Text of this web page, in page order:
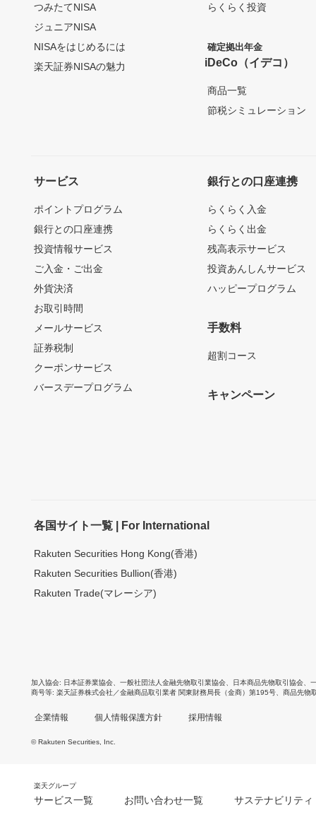
つみたてNISA
ジュニアNISA
NISAをはじめるには
楽天証券NISAの魅力
らくらく投資
確定拠出年金
iDeCo（イデコ）
商品一覧
節税シミュレーション
サービス
ポイントプログラム
銀行との口座連携
投資情報サービス
ご入金・ご出金
外貨決済
お取引時間
メールサービス
証券税制
クーポンサービス
バースデープログラム
銀行との口座連携
らくらく入金
らくらく出金
残高表示サービス
投資あんしんサービス
ハッピープログラム
手数料
超割コース
キャンペーン
各国サイト一覧 | For International
Rakuten Securities Hong Kong(香港)
Rakuten Securities Bullion(香港)
Rakuten Trade(マレーシア)
加入協会 日本証券業協会 一般社団法人金融先物取引業協会 日本商品先物取引協会
商号等 楽天証券株式会社／金融商品取引業者 関東財務局長（金商）第195号、商品先物
企業情報 個人情報保護方針 採用情報
© Rakuten Securities, Inc.
楽天グループ
サービス一覧 お問い合わせ一覧 サステナビリティ